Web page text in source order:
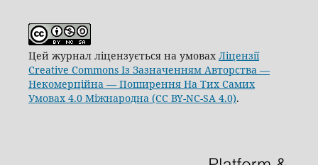
Цей журнал ліцензується на умовах Ліцензії
Creative Commons Із Зазначенням Авторства —
Некомерційна — Поширення На Тих Самих
Умовах 4.0 Міжнародна (CC BY-NC-SA 4.0).